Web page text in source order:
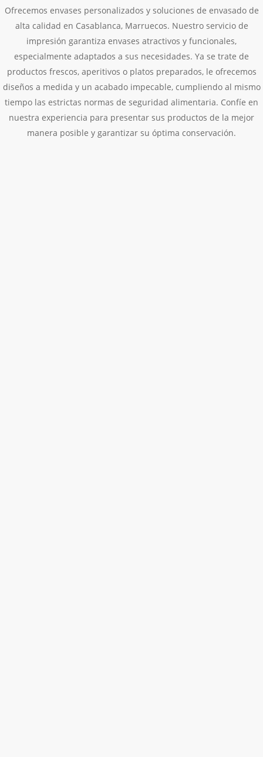
Ofrecemos envases personalizados y soluciones de envasado de
alta calidad en Casablanca, Marruecos. Nuestro servicio de
impresión garantiza envases atractivos y funcionales,
especialmente adaptados a sus necesidades. Ya se trate de
productos frescos, aperitivos o platos preparados, le ofrecemos
diseños a medida y un acabado impecable, cumpliendo al mismo
tiempo las estrictas normas de seguridad alimentaria. Confíe en
nuestra experiencia para presentar sus productos de la mejor
manera posible y garantizar su óptima conservación.